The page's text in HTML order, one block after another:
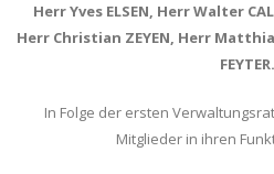
Herr Yves ELSEN, Herr Walter
Herr Christian ZEYEN, Herr
FEYTER.
In Folge der ersten
Mitglieder in ihren